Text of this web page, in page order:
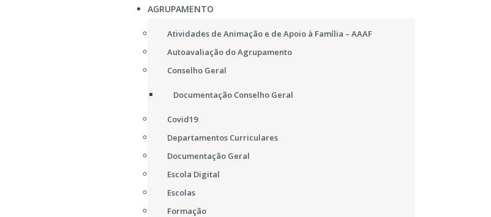
AGRUPAMENTO
Atividades de Animação e de Apoio à Família – AAAF
Autoavaliação do Agrupamento
Conselho Geral
Documentação Conselho Geral
Covid19
Departamentos Curriculares
Documentação Geral
Escola Digital
Escolas
Formação